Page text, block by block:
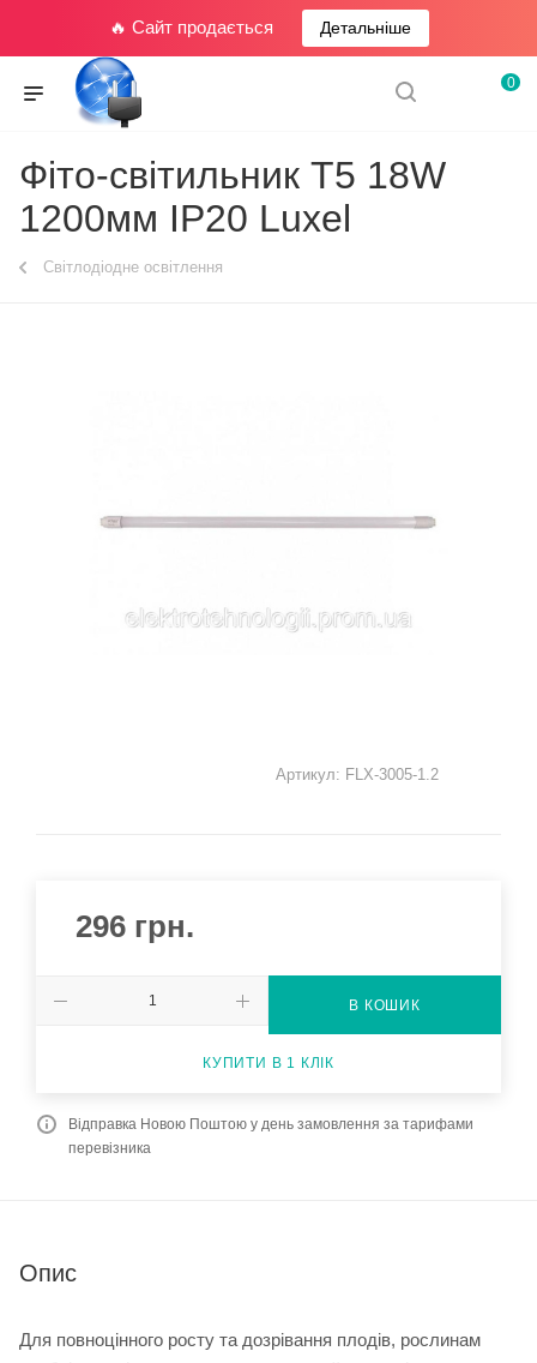
🔥 Сайт продається Детальніше
0
Фіто-світильник Т5 18W
1200мм IP20 Luxel
Світлодіодне освітлення
Артикул: FLX-3005-1.2
296 грн.
В КОШИК
КУПИТИ В 1 КЛІК
Відправка Новою Поштою у день замовлення за тарифами
перевізника
Опис
Для повноцінного росту та дозрівання плодів, рослинам